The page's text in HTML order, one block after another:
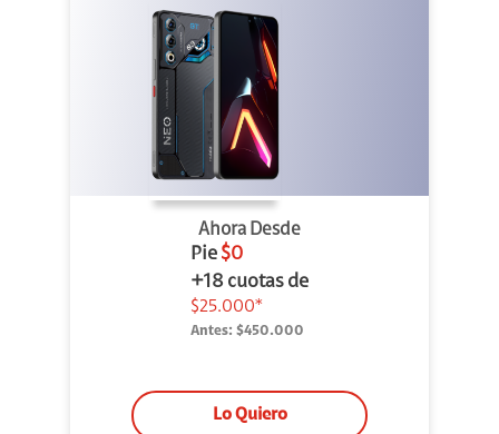
Ahora Desde
Pie $0
+18 cuotas de
$25.000*
Antes: $450.000
Lo Quiero